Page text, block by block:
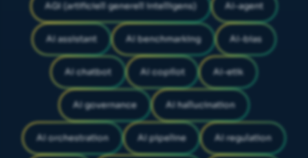
AGI (artificiell generell intelligens) AI-agent
AI assistant AI benchmarking AI-bias
AI chatbot AI copilot AI-etik
AI governance AI hallucination
AI orchestration AI pipeline AI regulation